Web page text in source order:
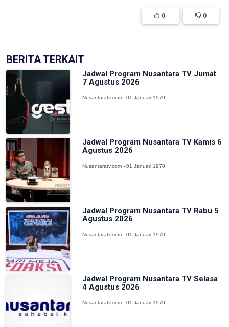
0 0
BERITA TERKAIT
Jadwal Program Nusantara TV Jumat
7 Agustus 2026
Nusantaratv.com - 01 Januari 1970
Jadwal Program Nusantara TV Kamis 6
Agustus 2026
Nusantaratv.com - 01 Januari 1970
Jadwal Program Nusantara TV Rabu 5
Agustus 2026
Nusantaratv.com - 01 Januari 1970
Jadwal Program Nusantara TV Selasa
4 Agustus 2026
Nusantaratv.com - 01 Januari 1970